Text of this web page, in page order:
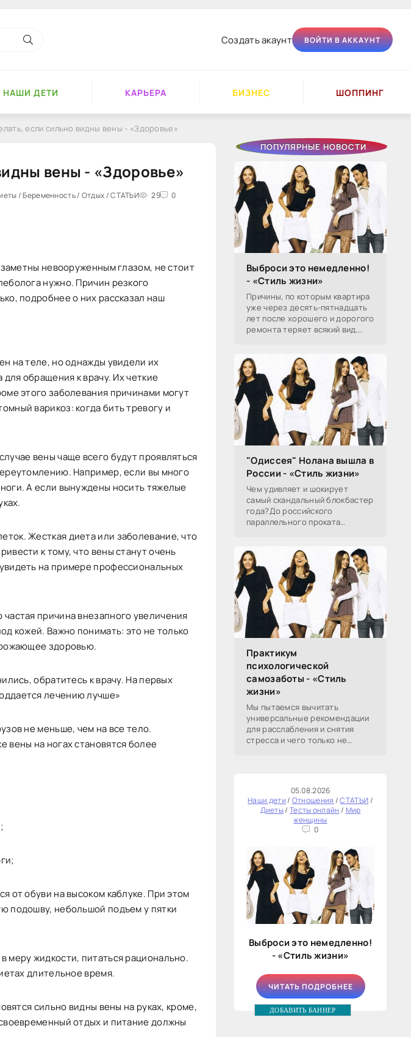
Создать акаунт ВОЙТИ В АККАУНТ
НАШИ ДЕТИ КАРЬЕРА БИЗНЕС ШОППИНГ
если сильно видны вены - «Здоровье»
вены - «Здоровье»
/ Беременность / Отдых / СТАТЬИ 29
0
невооруженным глазом, не стоит
нужно. Причин резкого
подробнее о них рассказал наш
на теле, но однажды увидели их
обращения к врачу. Их четкие
этого заболевания причинами могут
варикоз: когда бить тревогу и
вены чаще всего будут проявляться
Например, если вы много
А если вынуждены носить тяжелые
Жесткая диета или заболевание, что
к тому, что вены станут очень
на примере профессиональных
причина внезапного увеличения
кожей. Важно понимать: это не только
здоровью.
обратитесь к врачу. На первых
лечению лучше»
не меньше, чем на все тело.
вены на ногах становятся более
от обуви на высоком каблуке. При этом
подошву, небольшой подъем у пятки
меру жидкости, питаться рационально.
длительное время.
сильно видны вены на руках, кроме,
отдых и питание должны
ПОПУЛЯРНЫЕ НОВОСТИ
Выброси это немедленно!
- «Стиль жизни»
Причины, по которым квартира
уже через десять-пятнадцать
лет после хорошего и дорогого
ремонта теряет всякий вид,
чтобы сохранить
"Одиссея" Нолана вышла в
России - «Стиль жизни»
Чем удивляет и шокирует
самый скандальный блокбастер
года?До российского
параллельного проката
заставившая весь мир спорить
об античности экранизации
Практикум
психологической
самозаботы - «Стиль
жизни»
Мы пытаемся вычитать
универсальные рекомендации
для расслабления и снятия
стресса и чего только не
статью:
05.08.2026
Наши дети/ Отношения /СТАТЬИ/
Диеты/ Тесты онлайн/ Мир
женщины
0
Выброси это немедленно!
- «Стиль жизни»
ЧИТАТЬ ПОДРОБНЕЕ
ДОБАВИТЬ БАННЕР